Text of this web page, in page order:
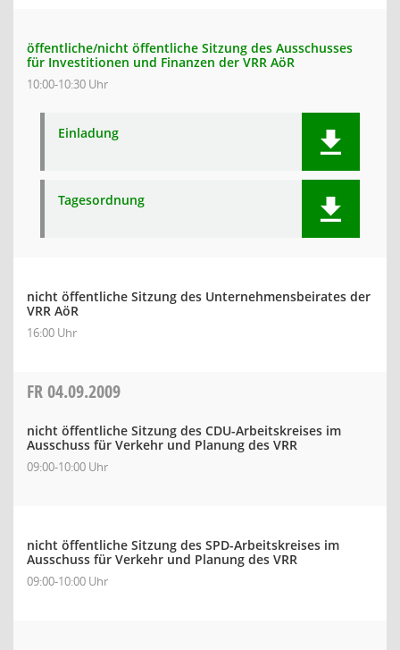
öffentliche/nicht öffentliche Sitzung des Ausschusses
für Investitionen und Finanzen der VRR AöR
10:00-10:30 Uhr
Einladung
Tagesordnung
nicht öffentliche Sitzung des Unternehmensbeirates der
VRR AöR
16:00 Uhr
FR04.09.2009
nicht öffentliche Sitzung des CDU-Arbeitskreises im
Ausschuss für Verkehr und Planung des VRR
09:00-10:00 Uhr
nicht öffentliche Sitzung des SPD-Arbeitskreises im
Ausschuss für Verkehr und Planung des VRR
09:00-10:00 Uhr